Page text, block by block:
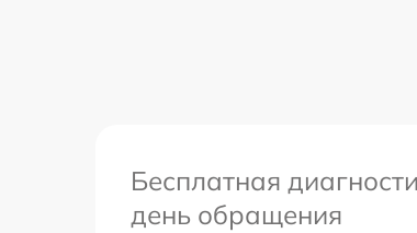
Бесплатная
день обращения